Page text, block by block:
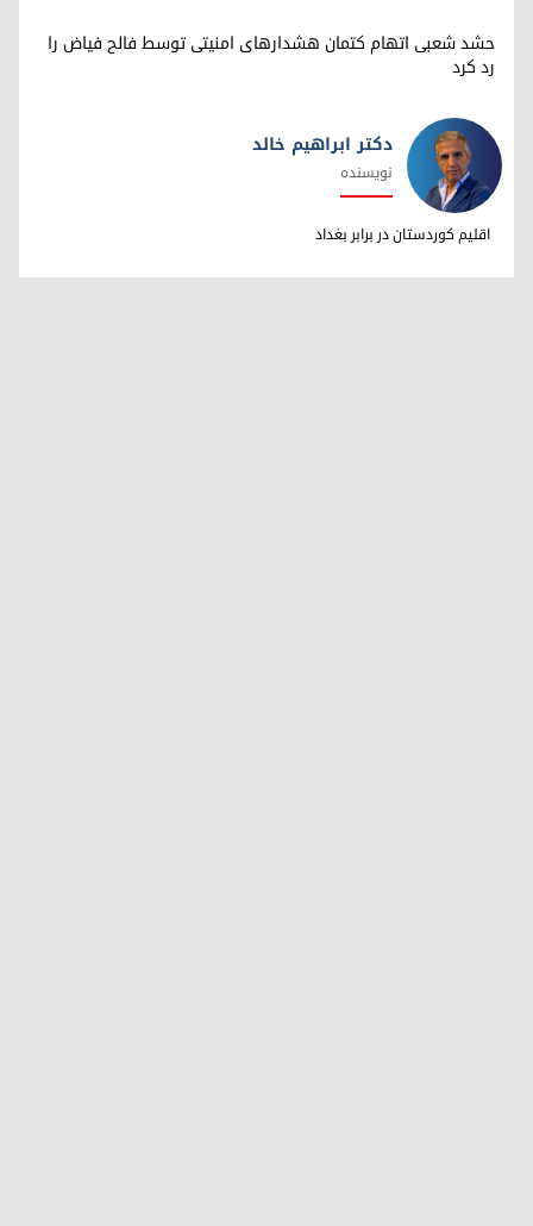
حشد شعبی اتهام کتمان هشدارهای امنیتی توسط فالح فیاض را
رد کرد
دکتر ابراهیم خالد
دکتر ابراهیم خالد
نویسنده
اقلیم کوردستان در برابر بغداد